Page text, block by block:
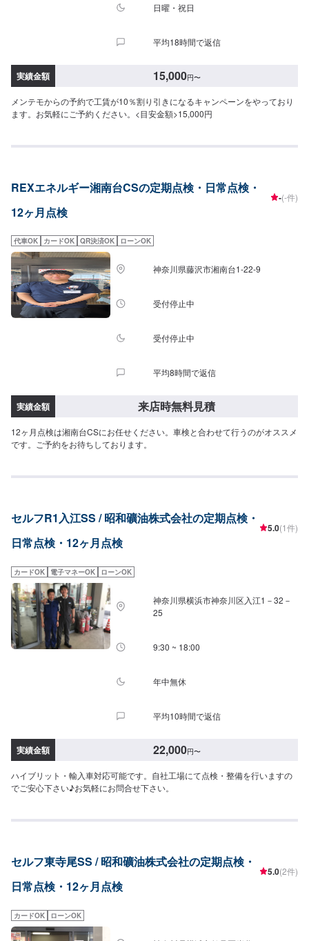
日曜・祝日
平均18時間で返信
実績金額 15,000円〜
メンテモからの予約で工賃が10％割り引きになるキャンペーンをやっており
ます。お気軽にご予約ください。<目安金額>15,000円
REXエネルギー湘南台CSの定期点検・日常点検・
12ヶ月点検
-(-件)
代車OK カードOK QR決済OK ローンOK
神奈川県藤沢市湘南台1-22-9
受付停止中
受付停止中
平均8時間で返信
実績金額 来店時無料見積
12ヶ月点検は湘南台CSにお任せください。車検と合わせて行うのがオススメ
です。ご予約をお待ちしております。
セルフR1入江SS / 昭和礦油株式会社の定期点検・
日常点検・12ヶ月点検
5.0(1件)
カードOK 電子マネーOK ローンOK
神奈川県横浜市神奈川区入江1－32－
25
9:30 ~ 18:00
年中無休
平均10時間で返信
実績金額 22,000円〜
ハイブリット・輸入車対応可能です。自社工場にて点検・整備を行いますの
でご安心下さい♪お気軽にお問合せ下さい。
セルフ東寺尾SS / 昭和礦油株式会社の定期点検・
日常点検・12ヶ月点検
5.0(2件)
カードOK ローンOK